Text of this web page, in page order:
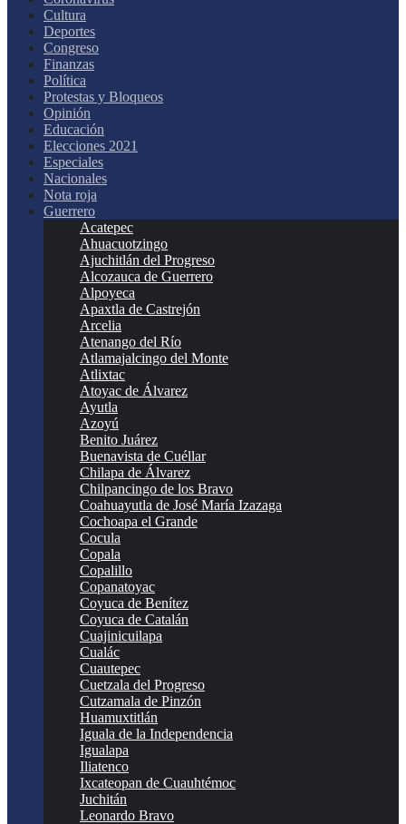
Cultura
Deportes
Congreso
Finanzas
Política
Protestas y Bloqueos
Opinión
Educación
Elecciones 2021
Especiales
Nacionales
Nota roja
Guerrero
Acatepec
Ahuacuotzingo
Ajuchitlán del Progreso
Alcozauca de Guerrero
Alpoyeca
Apaxtla de Castrejón
Arcelia
Atenango del Río
Atlamajalcingo del Monte
Atlixtac
Atoyac de Álvarez
Ayutla
Azoyú
Benito Juárez
Buenavista de Cuéllar
Chilapa de Álvarez
Chilpancingo de los Bravo
Coahuayutla de José María Izazaga
Cochoapa el Grande
Cocula
Copala
Copalillo
Copanatoyac
Coyuca de Benítez
Coyuca de Catalán
Cuajinicuilapa
Cualác
Cuautepec
Cuetzala del Progreso
Cutzamala de Pinzón
Huamuxtitlán
Iguala de la Independencia
Igualapa
Iliatenco
Ixcateopan de Cuauhtémoc
Juchitán
Leonardo Bravo